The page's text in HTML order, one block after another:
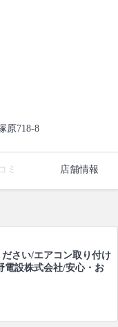
原718-8
ミ 店舗情報
さい/エアコン取り付け
電設株式会社/安心・お